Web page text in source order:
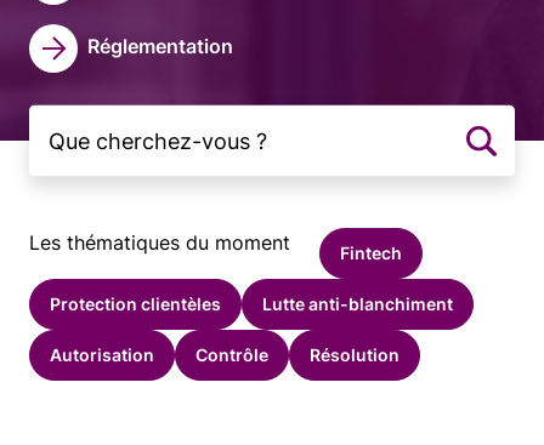
Réglementation
Les thématiques du moment Fintech
Protection clientèles Lutte anti-blanchiment
Autorisation Contrôle Résolution